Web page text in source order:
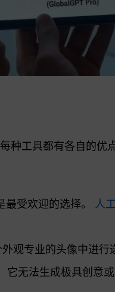
种工具都有各自的优
受欢迎的选择。 人
观专业的头像中进行
它无法生成极具创意